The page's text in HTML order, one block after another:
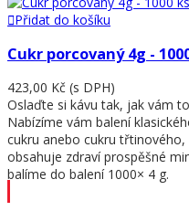
Přidat do košíku
Cukr porcovaný 4g -
423,00 Kč (s DPH)
Oslaďte si kávu tak, jak vám
Nabízíme vám balení
cukru anebo cukru třtinového,
obsahuje zdraví prospěšné
balíme do balení 1000× 4 g.